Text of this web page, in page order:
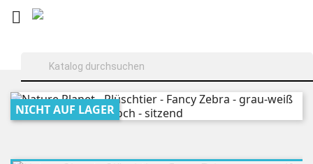

NICHT AUF LAGER